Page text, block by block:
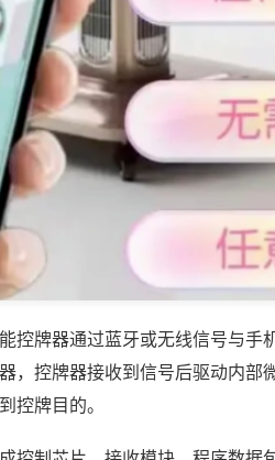
控牌器通过蓝牙或无线信号与手
，控牌器接收到信号后驱动内部
控牌目的。